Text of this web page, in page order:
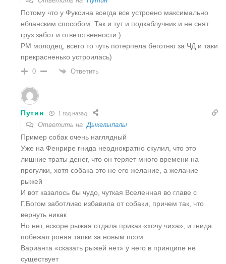
Потому что у Фуксина всегда все устроено максимально
ебланским способом. Так и тут и подкаблучник и не снят
груз забот и ответственности.)
РМ молодец, всего то чуть потерпела беготню за ЧД и таки
прекрасненько устроилась)
0 Ответить
Путин 1 год назад
Ответить наДыкелыпалы
Пример собак очень наглядный
Уже на Фенрире гнида неоднократно скулил, что это
лишние траты денег, что он теряет много времени на
прогулки, хотя собака это не его желание, а желание
рыжей
И вот казалось бы чудо, чуткая Вселенная во главе с
Г.Богом заботливо избавила от собаки, причем так, что
вернуть никак
Но нет, вскоре рыжая отдала приказ «хочу чиха», и гнида
побежал роняя тапки за новым псом
Варианта «сказать рыжей нет» у него в принципе не
существует